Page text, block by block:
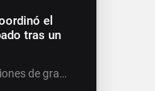
el
tras un
de gra…